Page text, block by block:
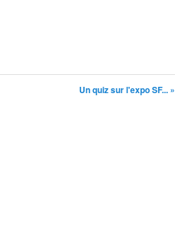
Un quiz sur l'expo SF... »